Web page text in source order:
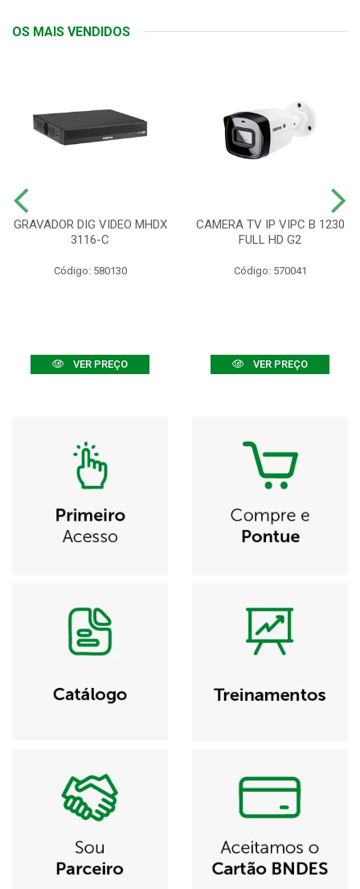
OS MAIS VENDIDOS
GRAVADOR DIG VIDEO MHDX
3116-C
Código: 580130
VER PREÇO
CAMERA TV IP VIPC B 1230
FULL HD G2
Código: 570041
VER PREÇO